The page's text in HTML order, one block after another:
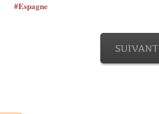
#Espagne
SUIVANT